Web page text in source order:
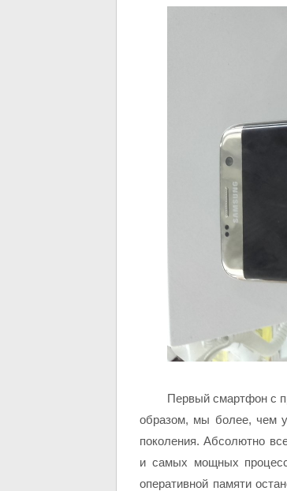
Первый смартфон с
образом, мы более, чем
поколения. Абсолютно
и самых мощных
оперативной памяти